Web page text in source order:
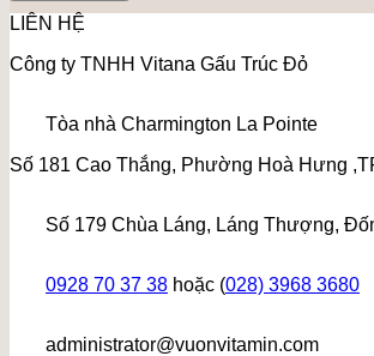
LIÊN HỆ
Công ty TNHH Vitana Gấu Trúc Đỏ
Tòa nhà Charmington La Pointe
Số 181 Cao Thắng, Phường Hoà Hưng
Số 179 Chùa Láng, Láng Thượng,
0928 70 37 38 hoặc (028) 3968 3680
administrator@vuonvitamin.com